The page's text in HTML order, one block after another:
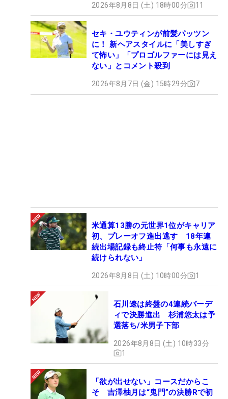
2026年8月8日 (土) 18時00分 11
セキ・ユウティンが前髪パッツン
に！ 新ヘアスタイルに「美しすぎ
て怖い」「プロゴルファーには見え
ない」とコメント殺到
2026年8月7日 (金) 15時29分 7
米通算13勝の元世界1位がキャリア
初、プレーオフ進出逃す 18年連
続出場記録も終止符「何事も永遠に
続けられない」
2026年8月8日 (土) 10時00分 1
石川遼は終盤の4連続バーデ
ィで決勝進出 杉浦悠太は予
選落ち/米男子下部
2026年8月8日 (土) 10時33分
1
「欲が出せない」コースだからこ
そ 吉澤柚月は“鬼門”の決勝Rで初